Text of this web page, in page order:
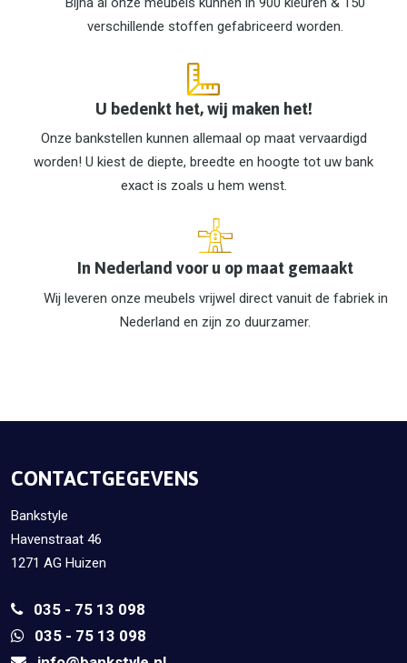
verschillende stoffen gefabriceerd worden.
U bedenkt het, wij maken het!
Onze bankstellen kunnen allemaal op maat vervaardigd
worden! U kiest de diepte, breedte en hoogte tot uw bank
exact is zoals u hem wenst.
In Nederland voor u op maat gemaakt
Wij leveren onze meubels vrijwel direct vanuit de fabriek in
Nederland en zijn zo duurzamer.
CONTACTGEGEVENS
Bankstyle
Havenstraat 46
1271 AG Huizen
035 - 75 13 098
035 - 75 13 098